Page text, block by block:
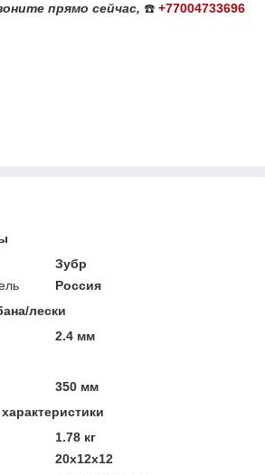
прямо сейчас, ☎️ +77004733696
Зубр
Россия
лески
2.4 мм
350 мм
1.78 кг
20х12х12